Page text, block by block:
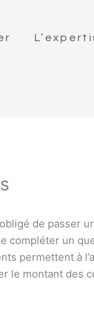
de passer
compléter un
permettent à
le montant des